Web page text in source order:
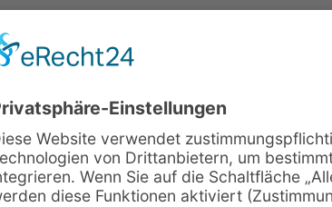
Leipzig, Dresden) oder Süd
nach Halle fahren bzw. auf die B6
Kreuz - A9 Richtung Süden), dann
(OT Bruckdorf) immer geradeaus (ca. 7
zu übersehen) zur Shell-Tankstelle (linke
links auf Schnellstraße (Richtung